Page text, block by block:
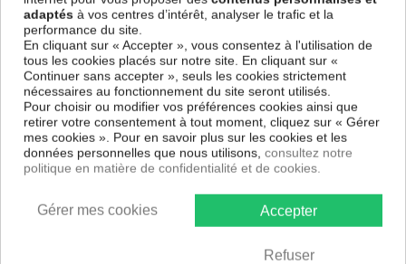
Drap housse
90 x 190-200 cm : 1 personne
140 x 190-200 cm : 1-2 personnes
160 x 200 cm : 2 personnes
180 x 200 cm : 2 personnes
200 x 200 cm : 2 personnes
Contenu
1 2 draps housse 80x200 cm + bonnet 35
adaptés à vos centres d’intérêt, analyser le trafic et la
performance du site.
En cliquant sur « Accepter », vous consentez à l'utilisation de
tous les cookies placés sur notre site. En cliquant sur «
Continuer sans accepter », seuls les cookies strictement
nécessaires au fonctionnement du site seront utilisés.
Pour choisir ou modifier vos préférences cookies ainsi que
retirer votre consentement à tout moment, cliquez sur « Gérer
mes cookies ». Pour en savoir plus sur les cookies et les
données personnelles que nous utilisons, consultez notre
politique en matière de confidentialité et de cookies.
Accepter
Refuser
Gérer mes cookies